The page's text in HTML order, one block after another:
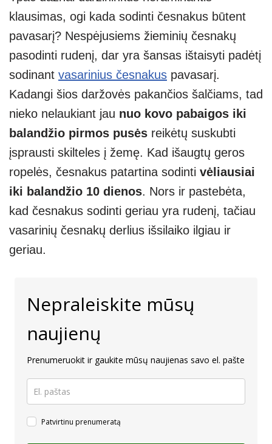
klausimas, ogi kada sodinti česnakus būtent
pavasarį? Nespėjusiems žieminių česnakų
pasodinti rudenį, dar yra šansas ištaisyti padėtį
sodinant vasarinius česnakus pavasarį.
Kadangi šios daržovės pakančios šalčiams, tad
nieko nelaukiant jau nuo kovo pabaigos iki
balandžio pirmos pusės reikėtų suskubti
įsprausti skilteles į žemę. Kad išaugtų geros
ropelės, česnakus patartina sodinti vėliausiai
iki balandžio 10 dienos. Nors ir pastebėta,
kad česnakus sodinti geriau yra rudenį, tačiau
vasarinių česnakų derlius išsilaiko ilgiau ir
geriau.
Nepraleiskite mūsų
naujienų
Prenumeruokit ir gaukite mūsų naujienas savo el. pašte
Patvirtinu prenumeratą